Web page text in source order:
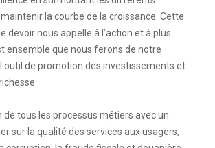
la courbe de la croissance. Cette
devoir nous appelle à l’action et à plus
ensemble que nous ferons de notre
outil de promotion des investissements et
de tous les processus métiers avec un
sur la qualité des services aux usagers,